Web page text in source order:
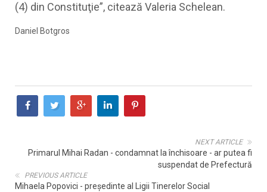
(4) din Constituţie”, citează Valeria Schelean.
Daniel Botgros
NEXT ARTICLE
Primarul Mihai Radan - condamnat la închisoare - ar putea fi
suspendat de Prefectură
PREVIOUS ARTICLE
Mihaela Popovici - președinte al Ligii Tinerelor Social